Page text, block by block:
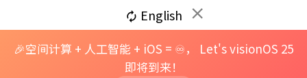
autorenew English close
🎉空间计算 + 人工智能 + iOS = ♾️， Let's visionOS 25
即将到来！